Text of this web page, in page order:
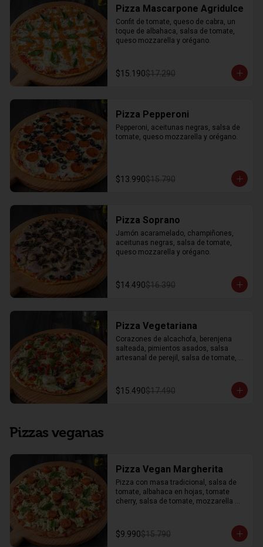
Pizza Mascarpone Agridulce
Confit de tomate, queso de cabra, un
toque de albahaca, salsa de tomate,
queso mozzarella y orégano.
$15.190$17.290
Pizza Pepperoni
Pepperoni, aceitunas negras, salsa de
tomate, queso mozzarella y orégano.
$13.990$15.790
Pizza Soprano
Jamón acaramelado, champiñones,
aceitunas negras, salsa de tomate,
queso mozzarella y orégano.
$14.490$16.390
Pizza Vegetariana
Corazones de alcachofa, berenjena
salteada, pimientos asados, salsa
artesanal de perejil, salsa de tomate,
$15.490$17.490
Pizzas veganas
Pizza Vegan Margherita
Pizza con masa tradicional, salsa de
tomate, albahaca en hojas, tomate
cherry, salsa de tomate, mozzarella
$9.990$15.790